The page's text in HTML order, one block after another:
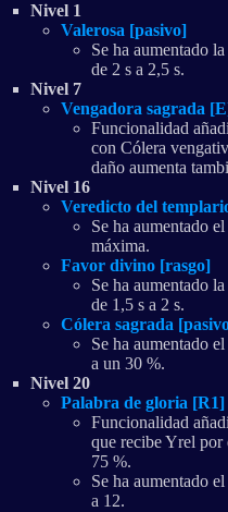
Nivel 1
Valerosa [pasivo]
Se ha aumentado
de 2 s a 2,5 s.
Nivel 7
Vengadora sagrada
Funcionalidad
con Cólera
daño aumenta
Nivel 16
Veredicto del
Se ha aumentado
máxima.
Favor divino [rasgo]
Se ha aumentado
de 1,5 s a 2 s.
Cólera sagrada
Se ha aumentado
a un 30 %.
Nivel 20
Palabra de gloria [R1]
Funcionalidad
que recibe Yrel por
75 %.
Se ha aumentado
a 12.